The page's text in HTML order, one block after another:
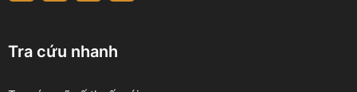
Tra cứu nhanh